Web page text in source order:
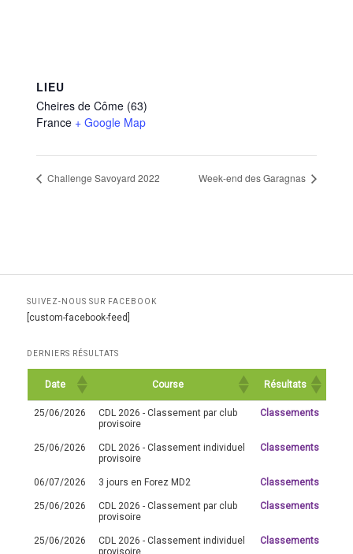
LIEU
Cheires de Côme (63)
France + Google Map
Challenge Savoyard 2022 Week-end des Garagnas
SUIVEZ-NOUS SUR FACEBOOK
[custom-facebook-feed]
DERNIERS RÉSULTATS
Date Course Résultats
25/06/2026
CDL 2026 - Classement par club
provisoire
Classements
25/06/2026
CDL 2026 - Classement individuel
provisoire
Classements
06/07/2026 3 jours en Forez MD2 Classements
25/06/2026
CDL 2026 - Classement par club
provisoire
Classements
25/06/2026
CDL 2026 - Classement individuel
provisoire
Classements